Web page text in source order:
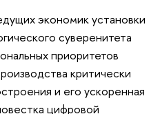
экономик установки
суверенитета
приоритетов
критически
и его ускоренная
цифровой